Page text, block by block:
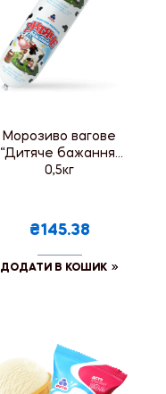
Морозиво вагове
“Дитяче бажання”
0,5кг
₴145.38
ДОДАТИ В КОШИК